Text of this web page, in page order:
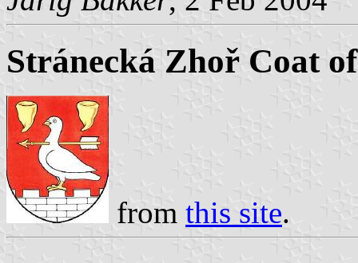
Stránecká Zhoř Coat
from this site.